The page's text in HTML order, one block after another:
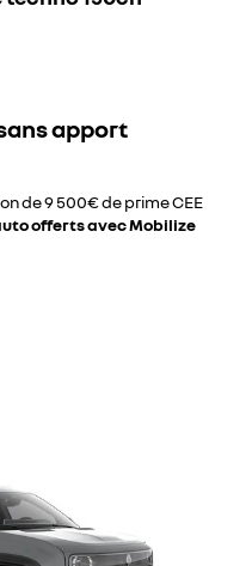
sans apport
de 9 500€ de prime CEE
offerts avec Mobilize